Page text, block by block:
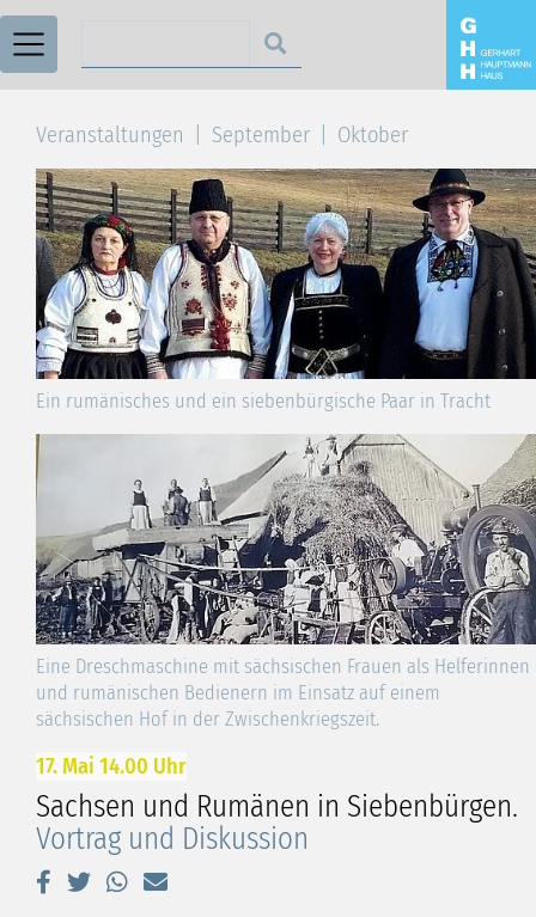
Veranstaltungen September Oktober
Ein rumänisches und ein siebenbürgische Paar in Tracht
Eine Dreschmaschine mit sächsischen Frauen als Helferinnen
und rumänischen Bedienern im Einsatz auf einem
sächsischen Hof in der Zwischenkriegszeit.
17. Mai 14.00 Uhr
Sachsen und Rumänen in Siebenbürgen.
Vortrag und Diskussion